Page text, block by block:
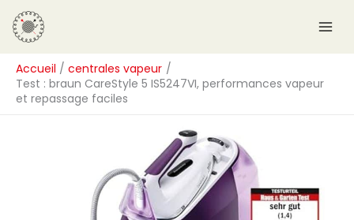
Aller
au
contenu
Accueil
centrales vapeur
Test : braun CareStyle 5 IS5247VI, performances vapeur
et repassage faciles
R
e
c
h
e